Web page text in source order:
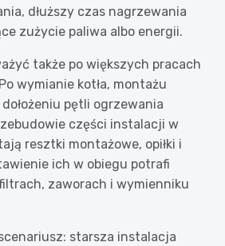
dłuższy czas nagrzewania
zużycie paliwa albo energii.
także po większych pracach
wymianie kotła, montażu
pętli ogrzewania
części instalacji w
resztki montażowe, opiłki i
ich w obiegu potrafi
zaworach i wymienniku
starsza instalacja